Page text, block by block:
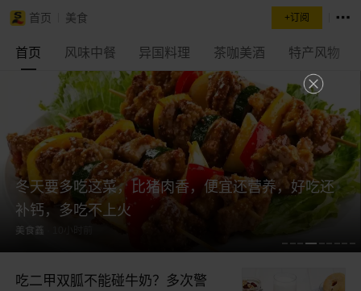
首页 美食 +订阅
首页 风味中餐 异国料理 茶咖美酒 特产风物
冬天要多吃这菜，比猪肉香，便宜还营养，好吃还
补钙，多吃不上火
美食鑫
吃二甲双胍不能碰牛奶？多次警